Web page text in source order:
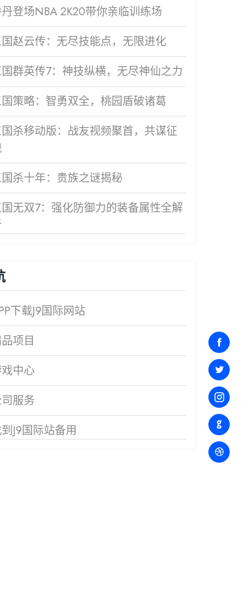
登场NBA 2K20带你亲临训练场
赵云传：无尽技能点，无限进化
群英传7：神技纵横，无尽神仙之力
策略：智勇双全，桃园盾破诸葛
杀移动版：战友视频聚首，共谋征
杀十年：贵族之谜揭秘
无双7：强化防御力的装备属性全解
下载J9国际网站
项目
中心
服务
J9国际站备用